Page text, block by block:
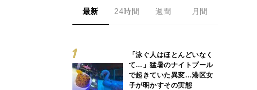
最新 24時間 週間 月間
「泳ぐ人はほとんどいなく
て…」猛暑のナイトプール
で起きていた異変…港区女
子が明かすその実態